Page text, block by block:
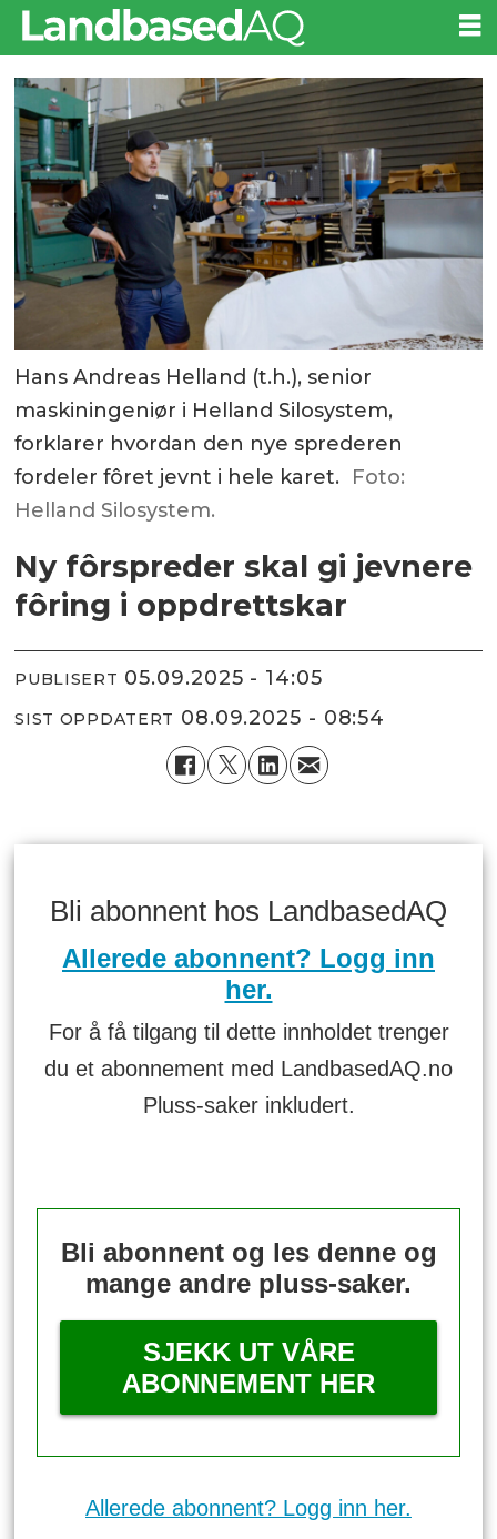
Hans Andreas Helland (t.h.), senior
maskiningeniør i Helland Silosystem,
forklarer hvordan den nye sprederen
fordeler fôret jevnt i hele karet. Foto:
Helland Silosystem.
Ny fôrspreder skal gi jevnere
fôring i oppdrettskar
PUBLISERT 05.09.2025 - 14:05
SIST OPPDATERT 08.09.2025 - 08:54
Bli abonnent hos LandbasedAQ
Allerede abonnent? Logg inn
her.
For å få tilgang til dette innholdet trenger
du et abonnement med LandbasedAQ.no
Pluss-saker inkludert.
Bli abonnent og les denne og
mange andre pluss-saker.
SJEKK UT VÅRE
ABONNEMENT HER
Allerede abonnent? Logg inn her.